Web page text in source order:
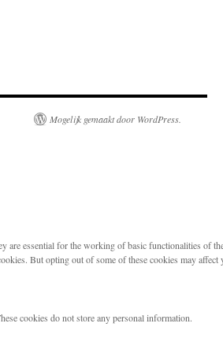
Mogelijk gemaakt door WordPress.
are essential for the working of basic functionalities of
But opting out of some of these cookies may affect
cookies do not store any personal information.